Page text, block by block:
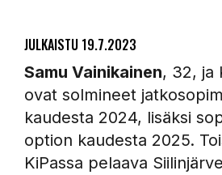
JULKAISTU 19.7.2023
Samu Vainikainen, 32, ja
ovat solmineet
kaudesta 2024, lisäksi
option kaudesta 2025.
KiPassa pelaava